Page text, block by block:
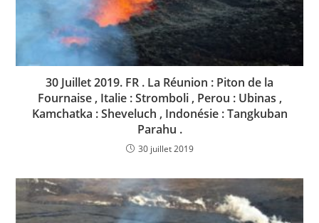
30 Juillet 2019. FR . La Réunion : Piton de la
Fournaise , Italie : Stromboli , Perou : Ubinas ,
Kamchatka : Sheveluch , Indonésie : Tangkuban
Parahu .
30 juillet 2019